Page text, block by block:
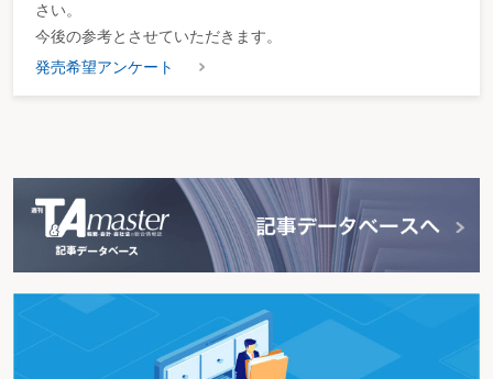
さい。
今後の参考とさせていただきます。
発売希望アンケート